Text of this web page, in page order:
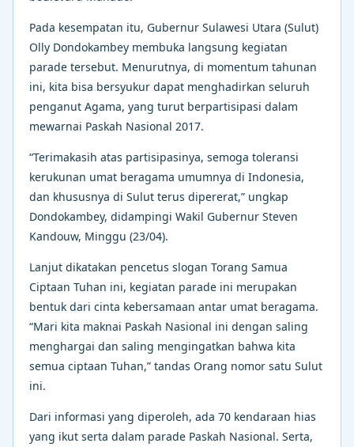
Pada kesempatan itu, Gubernur Sulawesi Utara (Sulut)
Olly Dondokambey membuka langsung kegiatan
parade tersebut. Menurutnya, di momentum tahunan
ini, kita bisa bersyukur dapat menghadirkan seluruh
penganut Agama, yang turut berpartisipasi dalam
mewarnai Paskah Nasional 2017.
“Terimakasih atas partisipasinya, semoga toleransi
kerukunan umat beragama umumnya di Indonesia,
dan khususnya di Sulut terus dipererat,” ungkap
Dondokambey, didampingi Wakil Gubernur Steven
Kandouw, Minggu (23/04).
Lanjut dikatakan pencetus slogan Torang Samua
Ciptaan Tuhan ini, kegiatan parade ini merupakan
bentuk dari cinta kebersamaan antar umat beragama.
“Mari kita maknai Paskah Nasional ini dengan saling
menghargai dan saling mengingatkan bahwa kita
semua ciptaan Tuhan,” tandas Orang nomor satu Sulut
ini.
Dari informasi yang diperoleh, ada 70 kendaraan hias
yang ikut serta dalam parade Paskah Nasional. Serta,